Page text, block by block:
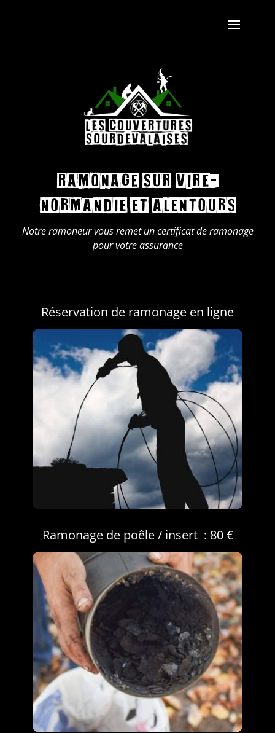
Ramonage sur Vire-
Normandie et alentours
Notre ramoneur vous remet un certificat de ramonage
pour votre assurance
Réservation de ramonage en ligne
Ramonage de poêle / insert : 80 €